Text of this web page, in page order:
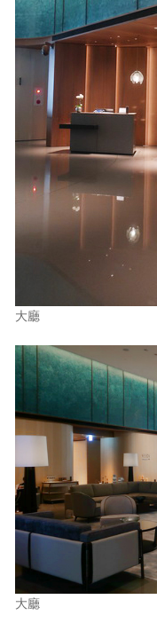
大廳
大廳